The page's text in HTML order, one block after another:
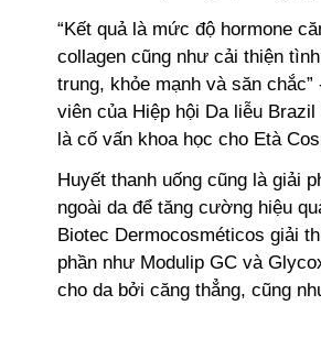
“Kết quả là mức độ hormone
collagen cũng như cải thiện
trung, khỏe mạnh và săn
viên của Hiệp hội Da liễu
là cố vấn khoa học cho Età
Huyết thanh uống cũng là giải
ngoài da để tăng cường hiệu
Biotec Dermocosméticos giải
phần như Modulip GC và
cho da bởi căng thẳng, cũng